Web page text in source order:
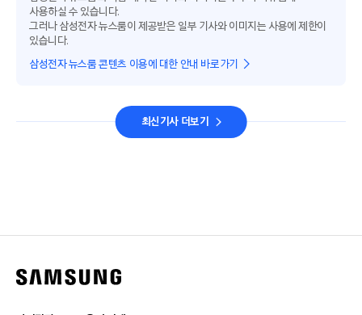
사용하실 수 있습니다.
그러나 삼성전자 뉴스룸이 제공받은 일부 기사와 이미지는 사용에 제한이
있습니다.
삼성전자 뉴스룸 콘텐츠 이용에 대한 안내 바로가기
최신기사 더보기